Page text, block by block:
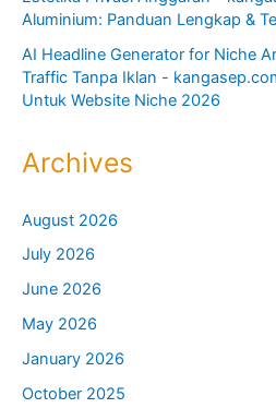
Aluminium: Panduan Lengkap &
AI Headline Generator for Niche
Traffic Tanpa Iklan -
Untuk Website Niche 2026
Archives
August 2026
July 2026
June 2026
May 2026
January 2026
October 2025